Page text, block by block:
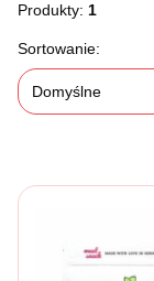
Produkty: 1
Lista
Sortowanie:
Domyślne